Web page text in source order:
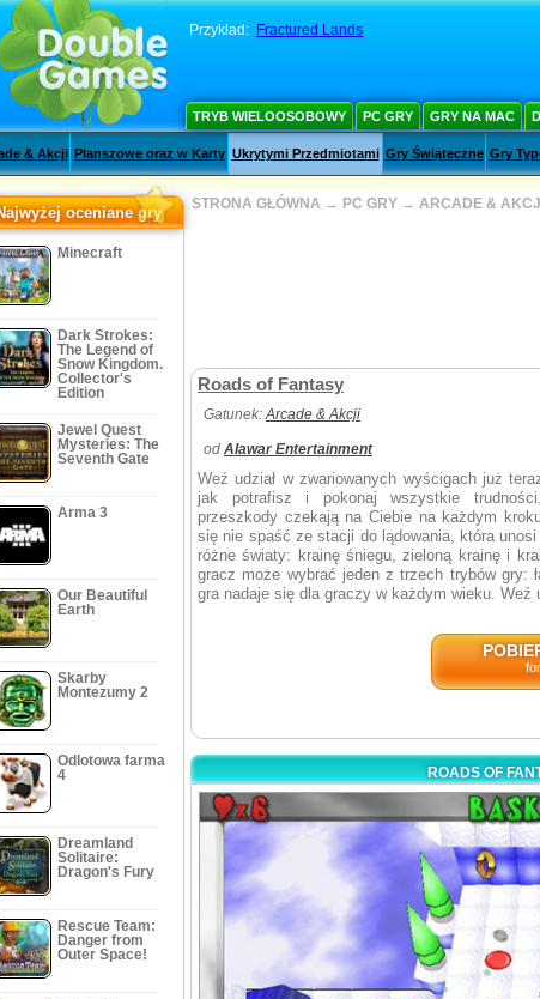
Przykład: Fractured Lands
TRYB WIELOOSOBOWY PC GRY GRY NA MAC
& Akcji Planszowe oraz w Karty Ukrytymi Przedmiotami Gry Świąteczne Gry
oceniane gry
Minecraft
Dark Strokes:
The Legend of
Snow Kingdom.
Collector's
Edition
Jewel Quest
Mysteries: The
Seventh Gate
Arma 3
Our Beautiful
Earth
Skarby
Montezumy 2
Odlotowa farma
4
Dreamland
Solitaire:
Dragon's Fury
Rescue Team:
Danger from
Outer Space!
STRONA GŁÓWNA → PC GRY → ARCADE & AKCJI
Roads of Fantasy
Gatunek:Arcade & Akcji
od Alawar Entertainment
Weź udział w zwariowanych wyścigach już
jak potrafisz i pokonaj wszystkie
przeszkody czekają na Ciebie na każdym
się nie spaść ze stacji do lądowania, która
różne światy: krainę śniegu, zieloną krainę i
gracz może wybrać jeden z trzech trybów gry:
gra nadaje się dla graczy w każdym wieku. Weź
ROADS OF